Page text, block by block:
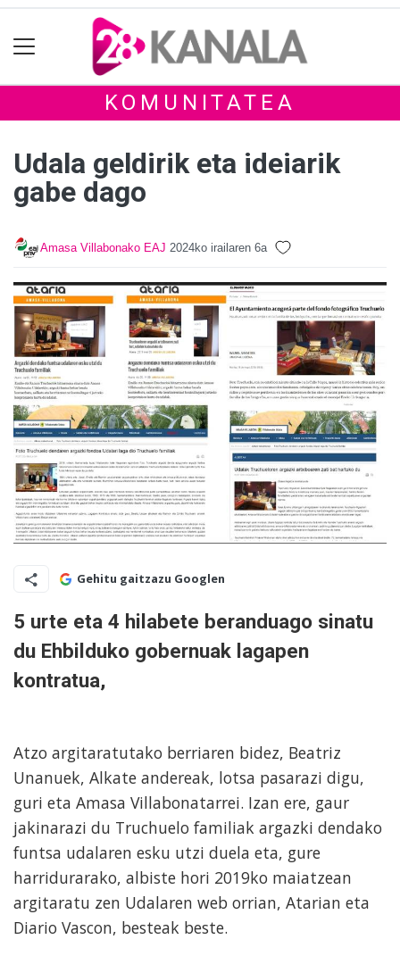
KOMUNITATEA
Udala geldirik eta ideiarik
gabe dago
Amasa Villabonako EAJ 2024ko irailaren 6a
Gehitu gaitzazu Googlen
5 urte eta 4 hilabete beranduago sinatu
du Ehbilduko gobernuak lagapen
kontratua,
Atzo argitaratutako berriaren bidez, Beatriz
Unanuek, Alkate andereak, lotsa pasarazi digu,
guri eta Amasa Villabonatarrei. Izan ere, gaur
jakinarazi du Truchuelo familiak argazki dendako
funtsa udalaren esku utzi duela eta, gure
harridurarako, albiste hori 2019ko maiatzean
argitaratu zen Udalaren web orrian, Atarian eta
Diario Vascon, besteak beste.